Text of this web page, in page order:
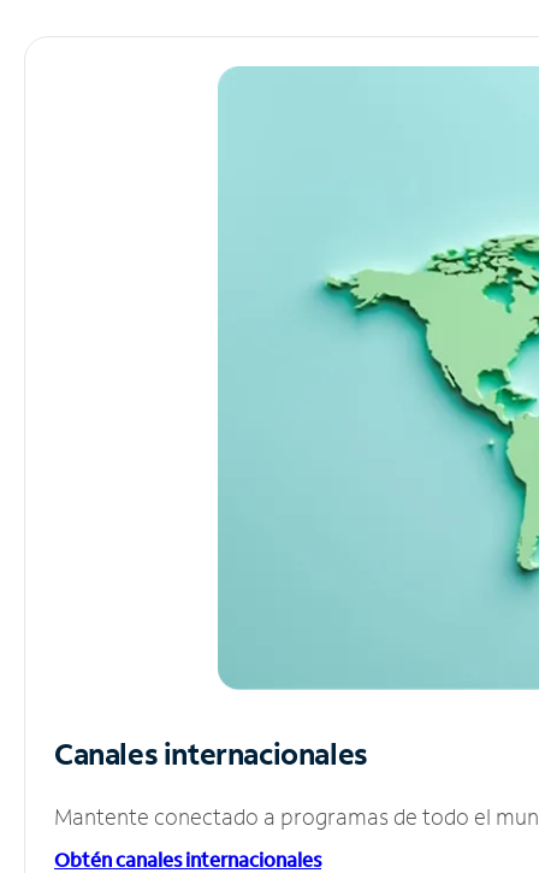
Canales internacionales
Mantente conectado a programas de todo el
Obtén canales internacionales